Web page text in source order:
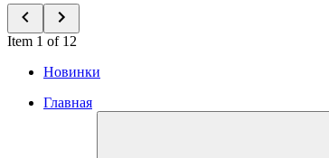
Item 1 of 12
Новинки
Главная